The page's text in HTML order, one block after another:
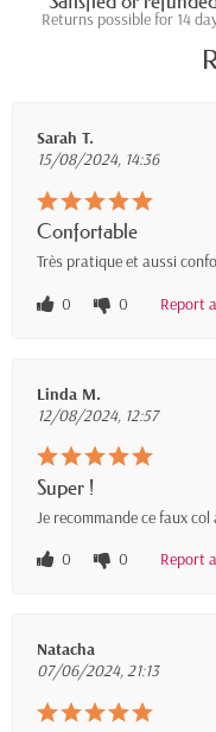
Returns possible for 14
Sarah T.
15/08/2024, 14:36
Confortable
Très pratique et aussi
0
0 Report
Linda M.
12/08/2024, 12:57
Super !
Je recommande ce faux
0
0 Report
Natacha
07/06/2024, 21:13